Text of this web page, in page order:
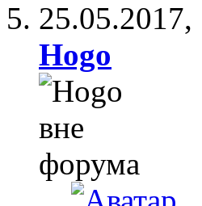
25.05.2017,
Hogo